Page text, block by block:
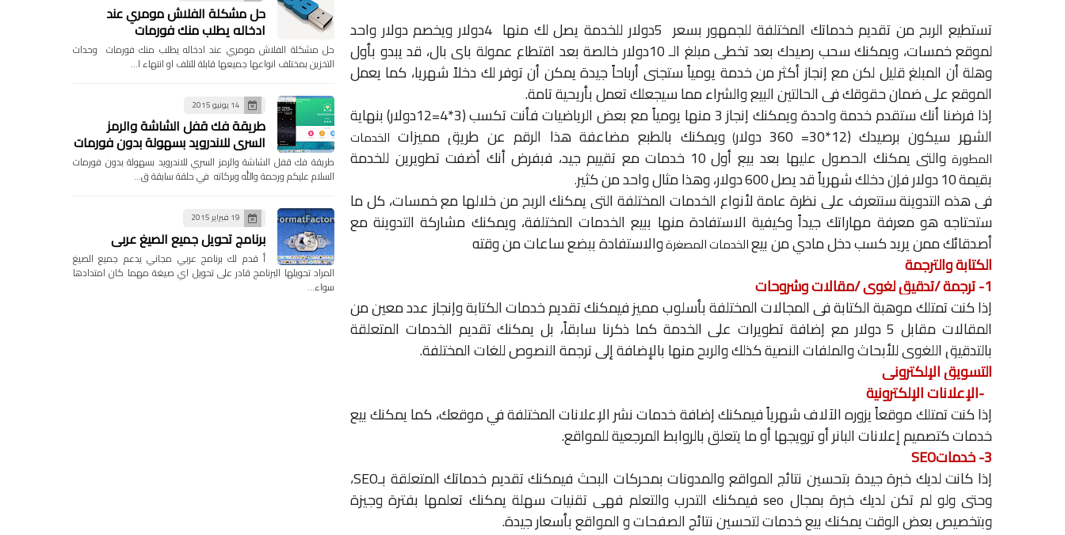
تستطيع الربح من تقديم خدماتك المختلفة للجمهور بسعر 5دولار للخدمة يصل لك منها 4دولار ويخصم دولار واحد
لموقع خمسات، ويمكنك سحب رصيدك بعد تخطي مبلغ الـ10دولار خالصة بعد اقتطاع عمولة باي بال، قد يبدو بأول
وهلة أن المبلغ قليل لكن مع إنجاز أكثر من خدمة يومياً ستجني أرباحاً جيدة يمكن أن توفر لك دخلاً شهريا، كما يعمل
الموقع علىضمان حقوقك في الحالتين البيع والشراءمما سيجعلك تعمل بأريحية تامة.
إذا فرضنا أنك ستقدم خدمة واحدة ويمكنك إنجاز 3منها يومياً مع بعض الرياضيات فأنت تكسب(3*4=12 دولار)بنهاية
الشهر سيكون برصيدك (12*30= 360 دولار) ويمكنك بالطبع مضاعفة هذا الرقم عن طريق مميزات الخدمات
المطورة والتي يمكنك الحصول عليها بعد بيع أول 10 خدمات مع تقييم جيد، فبفرض أنك أضفت تطويرين للخدمة
بقيمة10دولار فإن دخلك شهرياً قد يصل600دولار، وهذا مثال واحد من كثير.
في هذه التدوينة سنتعرف على نظرة عامة لأنواع الخدمات المختلفة التي يمكنك الربح من خلالها مع خمسات، كل ما
ستحتاجه هو معرفة مهاراتك جيداً وكيفية الاستفادة منها ببيع الخدمات المختلفة، ويمكنك مشاركة التدوينة مع
أصدقائك ممن يريد كسب دخل مادي من بيعالخدمات المصغرةوالاستفادة ببضع ساعات من وقته
الكتابة والترجمة
1- ترجمة
/تدقيق لغوي/مقالات وشروحات
إذا كنت تمتلك موهبة الكتابة في المجالات المختلفة بأسلوب مميز فيمكنك تقديم خدمات الكتابة وإنجاز عدد معين من
المقالات مقابل 5 دولار مع إضافة تطويرات على الخدمة كما ذكرنا سابقاً، بل يمكنك تقديم الخدمات المتعلقة
بالتدقيق اللغوي للأبحاث والملفات النصية كذلك والربح منها بالإضافة إلى ترجمة النصوص للغات المختلفة.
التسويق الإلكتروني
إذا كنت تمتلك موقعاً يزوره الآلاف شهرياً فيمكنك إضافة خدمات نشر الإعلانات المختلفة في موقعك، كما يمكنك بيع
خدمات كتصميم إعلانات البانر أو ترويجها أو ما يتعلق بالروابط المرجعية للمواقع.
3- خدماتSEO
إذا كانت لديك خبرة جيدة بتحسين نتائج المواقع والمدونات بمحركات البحث فيمكنك تقديم خدماتك المتعلقة بـSEO،
وحتى ولو لم تكن لديك خبرة بمجال seoفيمكنك التدرب والتعلم فهي تقنيات سهلة يمكنك تعلمها بفترة وجيزة
وبتخصيص بعض الوقت يمكنك بيع خدمات لتحسين نتائج الصفحات و المواقع بأسعار جيدة.
حل مشكلة الفلاش مومري عند
ادخاله يطلب منك فورمات
حل مشكلة الفلاش مومري عند ادخاله يطلب منك فورمات وحدات
التخزين بمختلف انواعها جميعها قابلة للتلف او انتهاء ا…
14 يونيو 2015
طريقة فك قفل الشاشة والرمز
السري للاندرويد بسهولة بدون فورمات
طريقة فك قفل الشاشة والرمز السري للاندرويد بسهولة بدون فورمات
السلام عليكم ورحمة والله وبركاته في حلقة سابقة ق…
19 فبراير 2015
برنامج تحويل جميع الصيغ عربي
أ قدم لك برنامج عربي مجاني يدعم جميع الصيغ
المراد تحويلها البرنامج قادر على تحويل اي صيغة مهما كان امتدادها
سواء…